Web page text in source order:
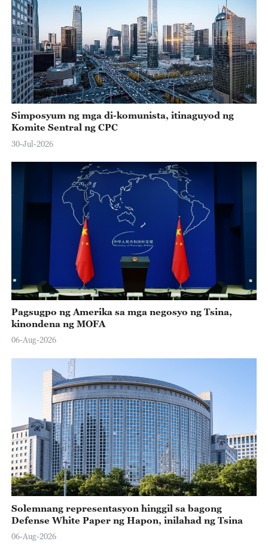
Simposyum ng mga di-komunista, itinaguyod ng
Komite Sentral ng CPC
30-Jul-2026
Pagsugpo ng Amerika sa mga negosyo ng Tsina,
kinondena ng MOFA
06-Aug-2026
Solemnang representasyon hinggil sa bagong
Defense White Paper ng Hapon, inilahad ng Tsina
06-Aug-2026